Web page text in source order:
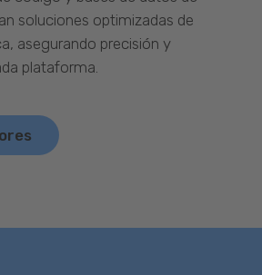
soluciones optimizadas de
asegurando precisión y
plataforma.